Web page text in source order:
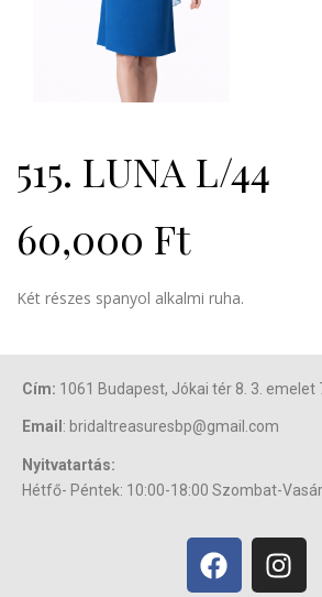
515. LUNA L/44
60,000 Ft
Két részes spanyol alkalmi ruha.
Cím: 1061 Budapest, Jókai tér 8. 3. emelet
Email : bridaltreasuresbp@gmail.com
Nyitvatartás:
Hétfő- Péntek: 10:00-18:00 Szombat-